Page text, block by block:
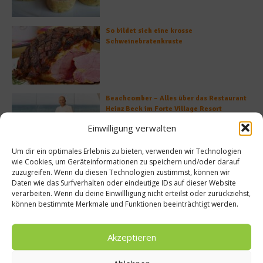
Einwilligung verwalten
Um dir ein optimales Erlebnis zu bieten, verwenden wir Technologien
wie Cookies, um Geräteinformationen zu speichern und/oder darauf
zuzugreifen. Wenn du diesen Technologien zustimmst, können wir
Daten wie das Surfverhalten oder eindeutige IDs auf dieser Website
verarbeiten. Wenn du deine Einwillligung nicht erteilst oder zurückziehst,
können bestimmte Merkmale und Funktionen beeinträchtigt werden.
Akzeptieren
So bildet sich eine krosse
Schweinebratenkruste
Beachcomber – Alles über das Restaurant
Heinz Beck im Forte Village Resort
Was ist der Unterschied zwischen Limonen
und Limetten?